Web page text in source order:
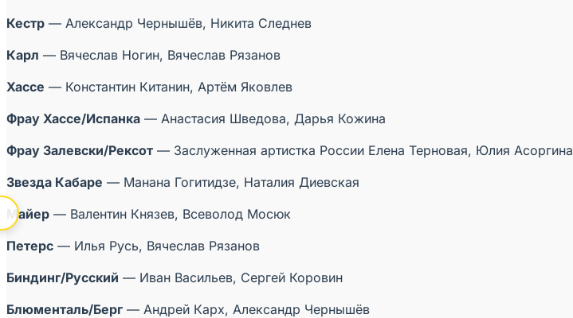
Кестр — Александр Чернышёв, Никита Следнев
Карл — Вячеслав Ногин, Вячеслав Рязанов
Хассе — Константин Китанин, Артём Яковлев
Фрау Хассе/Испанка — Анастасия Шведова, Дарья Кожина
Фрау Залевски/Рексот — Заслуженная артистка России Елена Терновая, Юлия Асоргина
Звезда Кабаре — Манана Гогитидзе, Наталия Диевская
Майер — Валентин Князев, Всеволод Мосюк
Петерс — Илья Русь, Вячеслав Рязанов
Биндинг/Русский — Иван Васильев, Сергей Коровин
Блюменталь/Берг — Андрей Карх, Александр Чернышёв